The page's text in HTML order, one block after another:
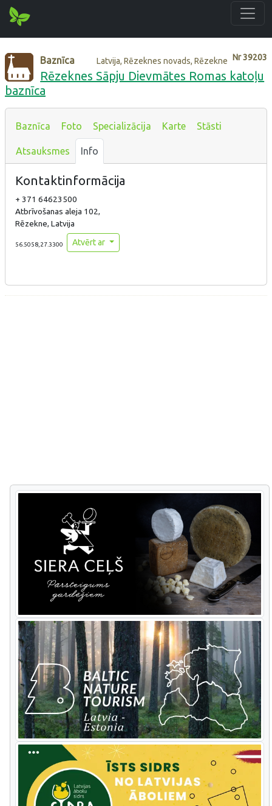
Nr39203
Baznīca Latvija, Rēzeknes novads, Rēzekne
Rēzeknes Sāpju Dievmātes Romas katoļu
baznīca
Baznīca Foto Specializācija Karte Stāsti
Atsauksmes Info
Kontaktinformācija
+ 371 64623500
Atbrīvošanas aleja 102,
Rēzekne, Latvija
56.5058,27.3300 Atvērt ar